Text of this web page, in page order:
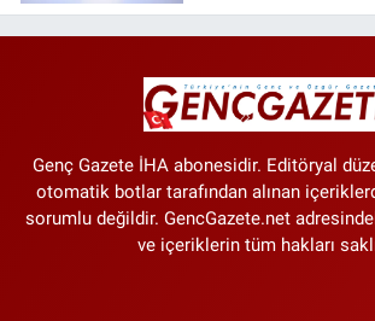
Performansı PS5'i
Genç Gazete İHA abonesidir. Editöryal
otomatik botlar tarafından alınan
sorumlu değildir. GencGazete.net
ve içeriklerin tüm hakları